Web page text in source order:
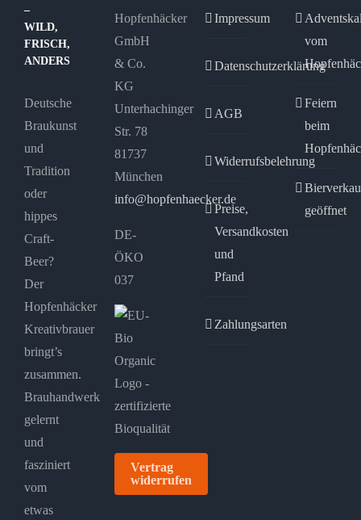
–
WILD,
FRISCH,
ANDERS
Deutsche
Braukunst
und
Tradition
oder
hippes
Craft-
Beer?
Der
Hopfenhäcker
Kreativbrauer
bringt’s
zusammen.
Brauhandwerk
gelernt
und
fasziniert
vom
etwas
Hopfenhäcker
GmbH
& Co.
KG
Unterhachinger
Str. 78
81737
München
info@hopfenhaecker.de
DE-
ÖKO
037
Vertrag
widerrufen
Impressum
Datenschutzerklärung
AGB
Widerrufsbelehrung
Preise,
Versandkosten
und
Pfand
Zahlungsarten
vom
Feiern
beim
geöffnet